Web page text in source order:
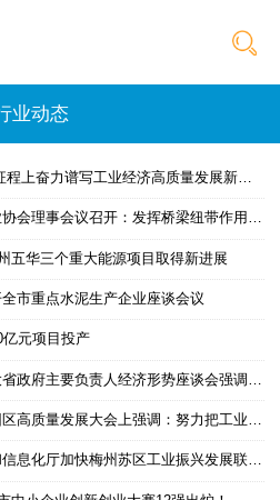
业动态
坚持制造业当家 在新征程上奋力谱写工业经济高质量发展新篇章
梅州市先进制造业产业协会理事会议召开：发挥桥梁纽带作用 推动实体经济发展
五华三个重大能源项目取得新进展
市重点水泥生产企业座谈会议
元项目投产
王晖在全市推进工业园区高质量发展大会上强调：努力把工业园区建设成为我市工业振兴发展主战场
梅州市政府与省工业和信息化厅加快梅州苏区工业振兴发展联席会议召开：省市联动推动实体经济高质量发展